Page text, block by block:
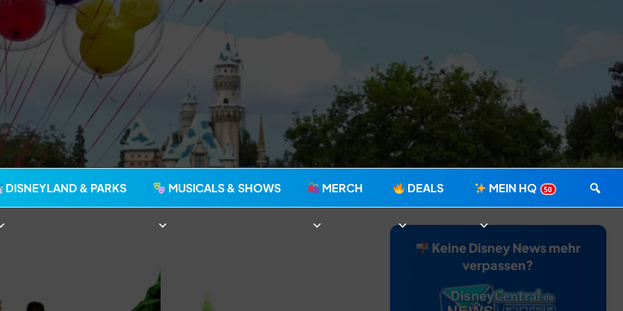
seit 2006
DISNEYLAND & PARKS MUSICALS & SHOWS MERCH DEALS MEIN HQ 50
Keine Disney News mehr
verpassen?